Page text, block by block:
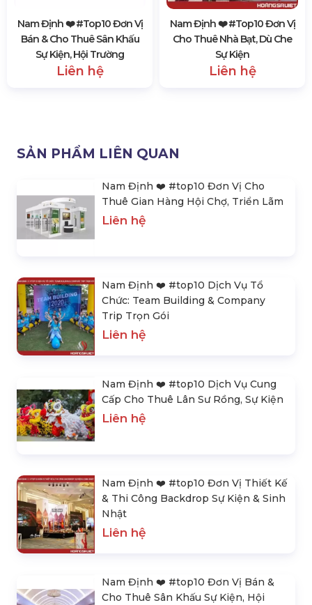
Nam Định ❤️️ #top10 Đơn Vị
Bán & Cho Thuê Sân Khấu
Sự Kiện, Hội Trường
Liên hệ
Nam Định ❤️️ #top10 Đơn Vị
Cho Thuê Nhà Bạt, Dù Che
Sự Kiện
Liên hệ
SẢN PHẨM LIÊN QUAN
Nam Định ❤️️ #top10 Đơn Vị Cho
Thuê Gian Hàng Hội Chợ, Triển Lãm
Liên hệ
Nam Định ❤️️ #top10 Dịch Vụ Tổ
Chức: Team Building & Company
Trip Trọn Gói
Liên hệ
Nam Định ❤️️ #top10 Dịch Vụ Cung
Cấp Cho Thuê Lân Sư Rồng, Sự Kiện
Liên hệ
Nam Định ❤️️ #top10 Đơn Vị Thiết Kế
& Thi Công Backdrop Sự Kiện & Sinh
Nhật
Liên hệ
Nam Định ❤️️ #top10 Đơn Vị Bán &
Cho Thuê Sân Khấu Sự Kiện, Hội